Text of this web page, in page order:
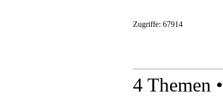
Zugriffe: 67914
4 Themen